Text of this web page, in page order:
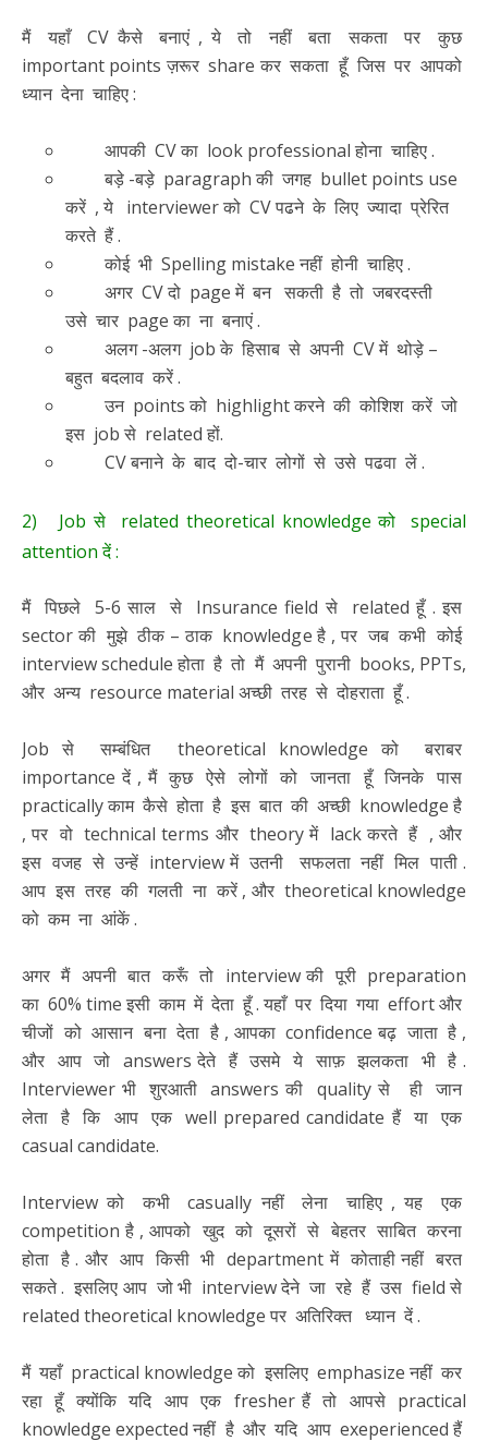
मैं यहाँ CV कैसे बनाएं , ये तो नहीं बता सकता पर कुछ
important points ज़रूर share कर सकता हूँ जिस पर आपको
ध्यान देना चाहिए :
आपकी CV का look professional होना चाहिए .
बड़े -बड़े paragraph की जगह bullet points use
करें , ये interviewer को CV पढने के लिए ज्यादा प्रेरित
करते हैं .
कोई भी Spelling mistake नहीं होनी चाहिए .
अगर CV दो page में बन सकती है तो जबरदस्ती
उसे चार page का ना बनाएं .
अलग -अलग job के हिसाब से अपनी CV में थोड़े –
बहुत बदलाव करें .
उन points को highlight करने की कोशिश करें जो
इस job से related हों.
CV बनाने के बाद दो-चार लोगों से उसे पढवा लें .
2) Job से related theoretical knowledge को special
attention दें :
मैं पिछले 5-6 साल से Insurance field से related हूँ . इस
sector की मुझे ठीक – ठाक knowledge है , पर जब कभी कोई
interview schedule होता है तो मैं अपनी पुरानी books, PPTs,
और अन्य resource material अच्छी तरह से दोहराता हूँ .
Job से सम्बंधित theoretical knowledge को बराबर
importance दें , मैं कुछ ऐसे लोगों को जानता हूँ जिनके पास
practically काम कैसे होता है इस बात की अच्छी knowledge है
, पर वो technical terms और theory में lack करते हैं , और
इस वजह से उन्हें interview में उतनी सफलता नहीं मिल पाती .
आप इस तरह की गलती ना करें , और theoretical knowledge
को कम ना आंकें .
अगर मैं अपनी बात करूँ तो interview की पूरी preparation
का 60% time इसी काम में देता हूँ . यहाँ पर दिया गया effort और
चीजों को आसान बना देता है , आपका confidence बढ़ जाता है ,
और आप जो answers देते हैं उसमे ये साफ़ झलकता भी है .
Interviewer भी शुरआती answers की quality से ही जान
लेता है कि आप एक well prepared candidate हैं या एक
casual candidate.
Interview को कभी casually नहीं लेना चाहिए , यह एक
competition है , आपको खुद को दूसरों से बेहतर साबित करना
होता है . और आप किसी भी department में कोताही नहीं बरत
सकते . इसलिए आप जो भी interview देने जा रहे हैं उस field से
related theoretical knowledge पर अतिरिक्त ध्यान दें .
मैं यहाँ practical knowledge को इसलिए emphasize नहीं कर
रहा हूँ क्योंकि यदि आप एक fresher हैं तो आपसे practical
knowledge expected नहीं है और यदि आप exeperienced हैं